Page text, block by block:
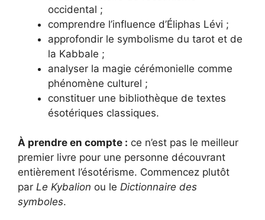
occidental ;
comprendre l’influence d’Éliphas Lévi ;
approfondir le symbolisme du tarot et de
la Kabbale ;
analyser la magie cérémonielle comme
phénomène culturel ;
constituer une bibliothèque de textes
ésotériques classiques.
À prendre en compte : ce n’est pas le meilleur
premier livre pour une personne découvrant
entièrement l’ésotérisme. Commencez plutôt
par Le Kybalion ou le Dictionnaire des
symboles.